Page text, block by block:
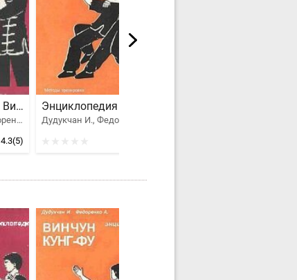
Энциклопедия Вин Чун кунг-фу. Том 3
Дудукчан И., Федоренко А.
4.3(5)